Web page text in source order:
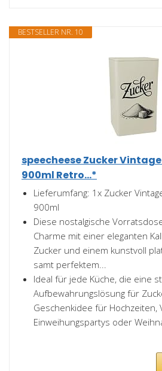
BESTSELLER NR. 10
speecheese Zucker
900ml Retro...*
Lieferumfang: 1x Zucker
900ml
Diese nostalgische
Charme mit einer eleganten
Zucker und einem kunstvoll
samt perfektem...
Ideal für jede Küche, die eine
Aufbewahrungslösung für
Geschenkidee für Hochzeiten,
Einweihungspartys oder